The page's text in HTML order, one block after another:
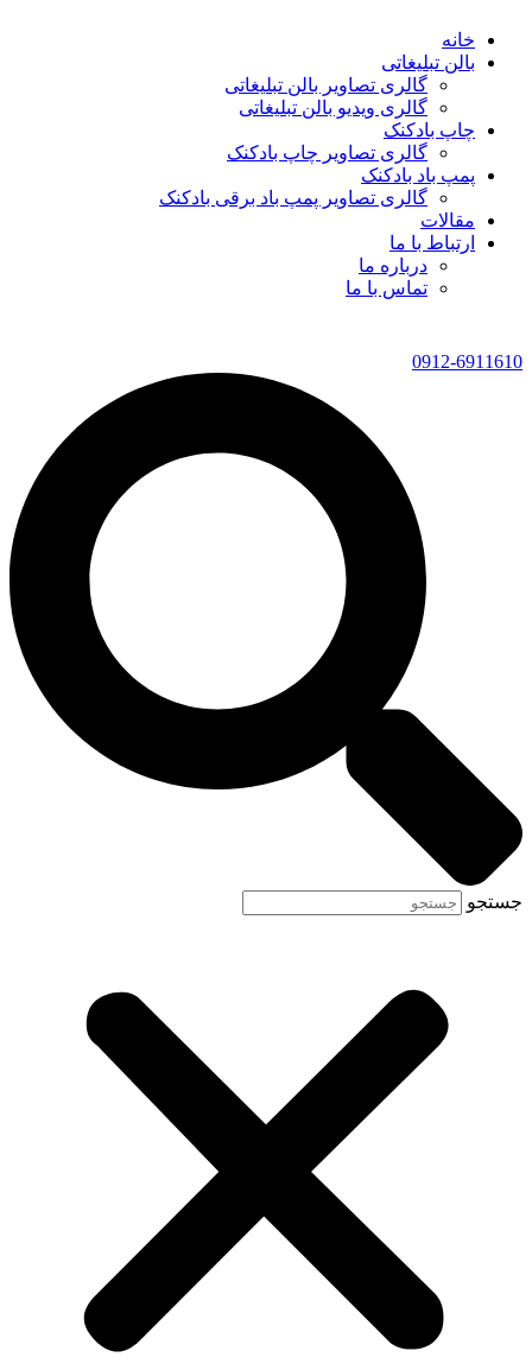
خانه
بالن تبلیغاتی
گالری تصاویر بالن تبلیغاتی
گالری ویدیو بالن تبلیغاتی
چاپ بادکنک
گالری تصاویر چاپ بادکنک
پمپ باد بادکنک
گالری تصاویر پمپ باد برقی بادکنک
مقالات
ارتباط با ما
درباره ما
تماس با ما
0912-6911610
جستجو